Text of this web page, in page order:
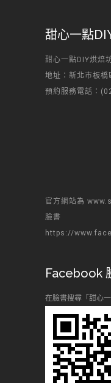
甜心一點
甜心一點DIY烘焙
地址：新北市板
預約服務電話：
官方網站為
臉書
https://
Facebook
在臉書搜尋「甜心一